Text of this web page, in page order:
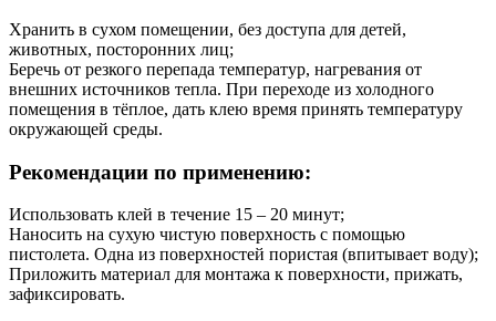
Хранить в сухом помещении, без доступа для детей,
животных, посторонних лиц;
Беречь от резкого перепада температур, нагревания от
внешних источников тепла. При переходе из холодного
помещения в тёплое, дать клею время принять температуру
окружающей среды.
Рекомендации по применению:
Использовать клей в течение 15 – 20 минут;
Наносить на сухую чистую поверхность с помощью
пистолета. Одна из поверхностей пористая (впитывает воду);
Приложить материал для монтажа к поверхности, прижать,
зафиксировать.